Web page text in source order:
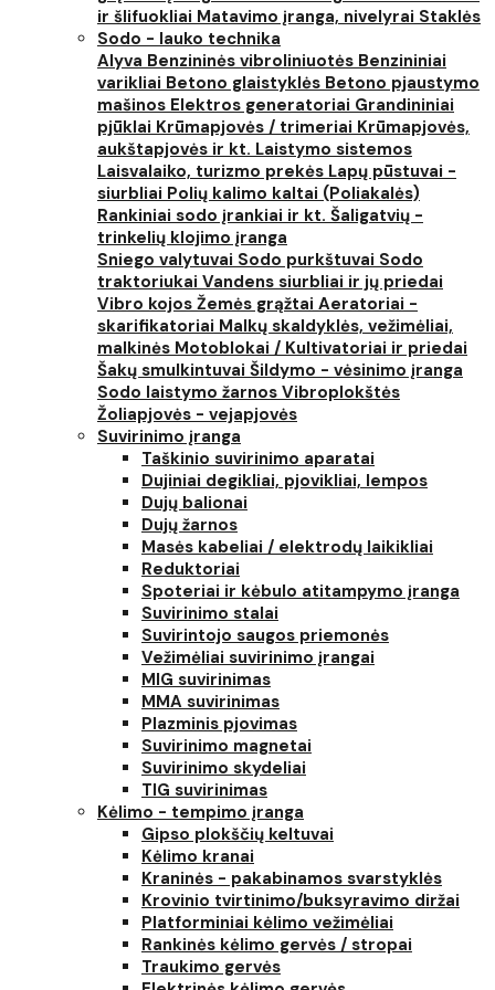
ir šlifuokliai Matavimo įranga, nivelyrai Staklės
Sodo - lauko technika
Alyva Benzininės vibroliniuotės Benzininiai
varikliai Betono glaistyklės Betono pjaustymo
mašinos Elektros generatoriai Grandininiai
pjūklai Krūmapjovės / trimeriai Krūmapjovės,
aukštapjovės ir kt. Laistymo sistemos
Laisvalaiko, turizmo prekės Lapų pūstuvai -
siurbliai Polių kalimo kaltai (Poliakalės)
Rankiniai sodo įrankiai ir kt. Šaligatvių -
trinkelių klojimo įranga
Sniego valytuvai Sodo purkštuvai Sodo
traktoriukai Vandens siurbliai ir jų priedai
Vibro kojos Žemės grąžtai Aeratoriai -
skarifikatoriai Malkų skaldyklės, vežimėliai,
malkinės Motoblokai / Kultivatoriai ir priedai
Šakų smulkintuvai Šildymo - vėsinimo įranga
Sodo laistymo žarnos Vibroplokštės
Žoliapjovės - vejapjovės
Suvirinimo įranga
Taškinio suvirinimo aparatai
Dujiniai degikliai, pjovikliai, lempos
Dujų balionai
Dujų žarnos
Masės kabeliai / elektrodų laikikliai
Reduktoriai
Spoteriai ir kėbulo atitampymo įranga
Suvirinimo stalai
Suvirintojo saugos priemonės
Vežimėliai suvirinimo įrangai
MIG suvirinimas
MMA suvirinimas
Plazminis pjovimas
Suvirinimo magnetai
Suvirinimo skydeliai
TIG suvirinimas
Kėlimo - tempimo įranga
Gipso plokščių keltuvai
Kėlimo kranai
Kraninės - pakabinamos svarstyklės
Krovinio tvirtinimo/buksyravimo diržai
Platforminiai kėlimo vežimėliai
Rankinės kėlimo gervės / stropai
Traukimo gervės